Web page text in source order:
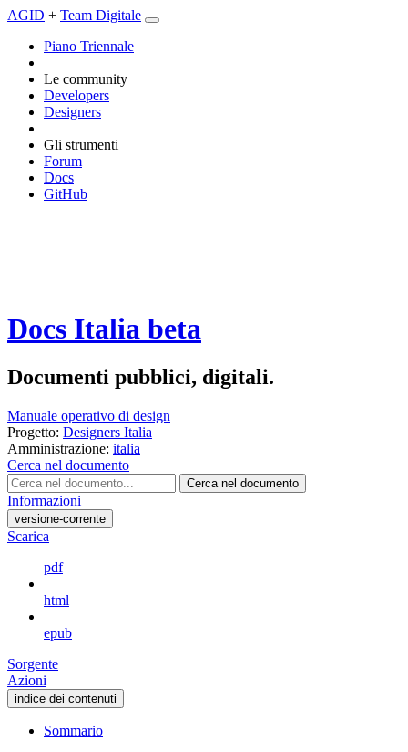
AGID + Team Digitale
Piano Triennale
Le community
Developers
Designers
Gli strumenti
Forum
Docs
GitHub
Docs Italia beta
Documenti pubblici, digitali.
Manuale operativo di design
Progetto: Designers Italia
Amministrazione: italia
Cerca nel documento
Cerca nel documento
Informazioni
versione-corrente
Scarica
pdf
html
epub
Sorgente
Azioni
indice dei contenuti
Sommario